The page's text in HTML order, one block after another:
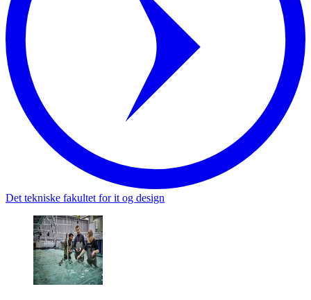
Det tekniske fakultet for it og design